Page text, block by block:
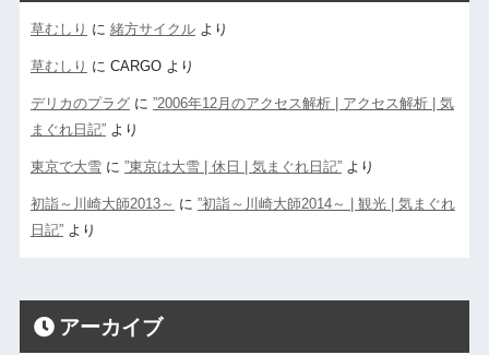
草むしり に 緒方サイクルより
草むしり に CARGOより
デリカのプラグに ”2006年12月のアクセス解析 | アクセス解析 | 気
まぐれ日記”より
東京で大雪に ”東京は大雪 | 休日 | 気まぐれ日記”より
初詣～川崎大師2013～ に ”初詣～川崎大師2014～ | 観光 | 気まぐれ
日記”より
アーカイブ